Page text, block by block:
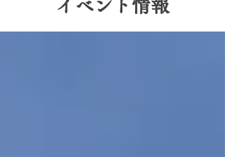
イベント情報